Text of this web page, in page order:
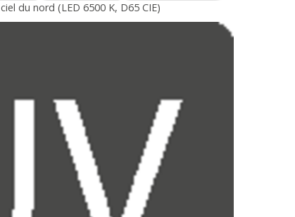
du nord (LED 6500 K, D65 CIE)